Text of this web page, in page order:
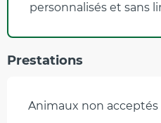
personnalisés et sans
Prestations
Animaux non acceptés